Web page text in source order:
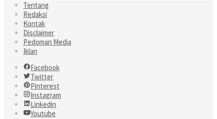
Tentang
Redaksi
Kontak
Disclaimer
Pedoman Media
Iklan
Facebook
Twitter
Pinterest
Instagram
Linkedin
Youtube